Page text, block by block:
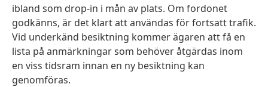
ibland som drop-in i mån av plats. Om fordonet
godkänns, är det klart att användas för fortsatt trafik.
Vid underkänd besiktning kommer ägaren att få en
lista på anmärkningar som behöver åtgärdas inom
en viss tidsram innan en ny besiktning kan
genomföras.